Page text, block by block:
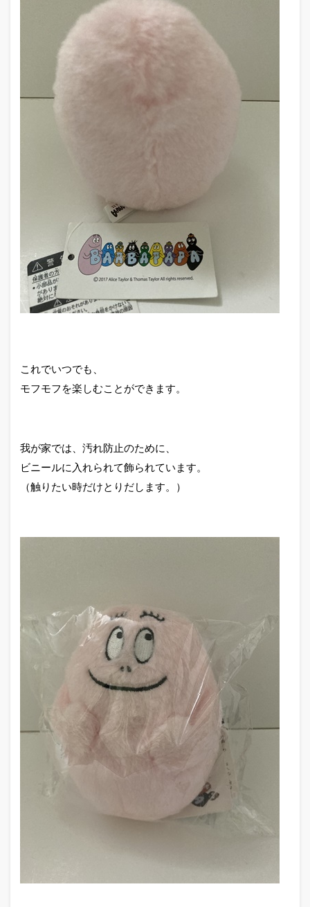
これでいつでも、
モフモフを楽しむことができます。
我が家では、汚れ防止のために、
ビニールに入れられて飾られています。
（触りたい時だけとりだします。）